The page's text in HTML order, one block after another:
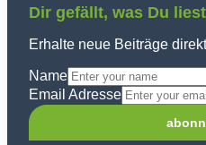
Dir gefällt, was Du
Erhalte neue Beiträge
Name
Email Adresse